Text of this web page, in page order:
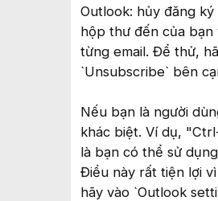
Outlook: hủy đăng
hộp thư đến của bạn
từng email. Để thử,
`Unsubscribe` bên
Nếu bạn là người
khác biệt. Ví dụ,
là bạn có thể sử
Điều này rất tiện lợi
hãy vào `Outlook